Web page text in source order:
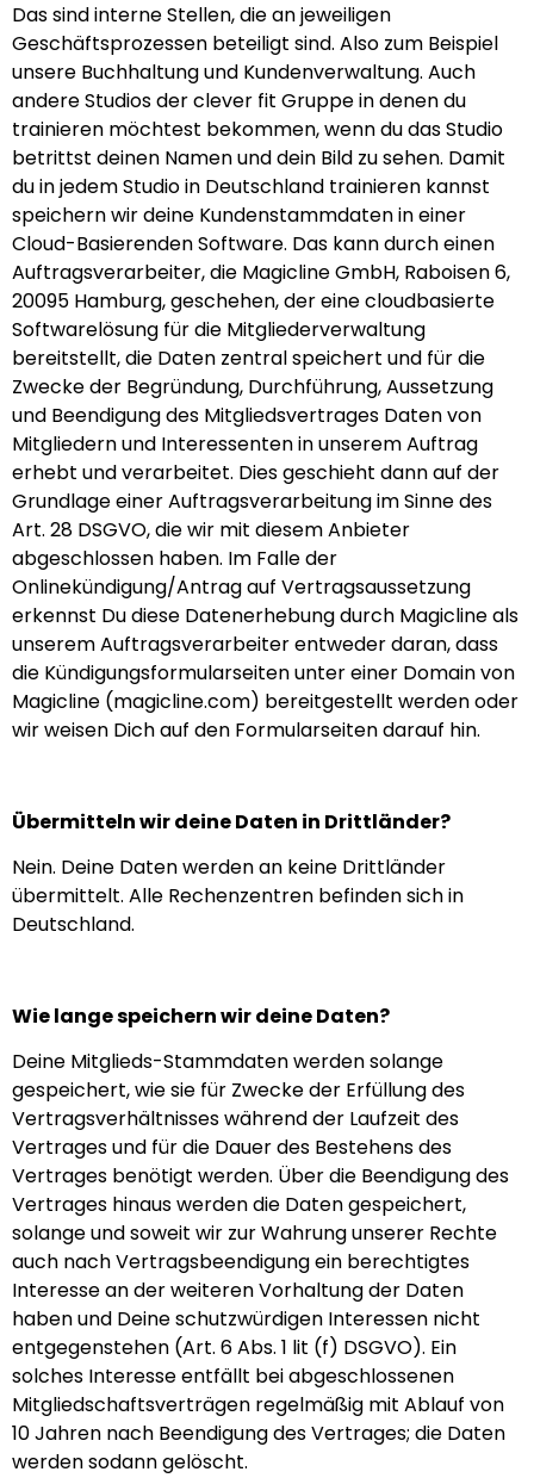
Das sind interne Stellen, die an jeweiligen
Geschäftsprozessen beteiligt sind. Also zum Beispiel
unsere Buchhaltung und Kundenverwaltung. Auch
andere Studios der clever fit Gruppe in denen du
trainieren möchtest bekommen, wenn du das Studio
betrittst deinen Namen und dein Bild zu sehen. Damit
du in jedem Studio in Deutschland trainieren kannst
speichern wir deine Kundenstammdaten in einer
Cloud-Basierenden Software. Das kann durch einen
Auftragsverarbeiter, die Magicline GmbH, Raboisen 6,
20095 Hamburg, geschehen, der eine cloudbasierte
Softwarelösung für die Mitgliederverwaltung
bereitstellt, die Daten zentral speichert und für die
Zwecke der Begründung, Durchführung, Aussetzung
und Beendigung des Mitgliedsvertrages Daten von
Mitgliedern und Interessenten in unserem Auftrag
erhebt und verarbeitet. Dies geschieht dann auf der
Grundlage einer Auftragsverarbeitung im Sinne des
Art. 28 DSGVO, die wir mit diesem Anbieter
abgeschlossen haben. Im Falle der
Onlinekündigung/Antrag auf Vertragsaussetzung
erkennst Du diese Datenerhebung durch Magicline als
unserem Auftragsverarbeiter entweder daran, dass
die Kündigungsformularseiten unter einer Domain von
Magicline (magicline.com) bereitgestellt werden oder
wir weisen Dich auf den Formularseiten darauf hin.
Übermitteln wir deine Daten in Drittländer?
Nein. Deine Daten werden an keine Drittländer
übermittelt. Alle Rechenzentren befinden sich in
Deutschland.
Wie lange speichern wir deine Daten?
Deine Mitglieds-Stammdaten werden solange
gespeichert, wie sie für Zwecke der Erfüllung des
Vertragsverhältnisses während der Laufzeit des
Vertrages und für die Dauer des Bestehens des
Vertrages benötigt werden. Über die Beendigung des
Vertrages hinaus werden die Daten gespeichert,
solange und soweit wir zur Wahrung unserer Rechte
auch nach Vertragsbeendigung ein berechtigtes
Interesse an der weiteren Vorhaltung der Daten
haben und Deine schutzwürdigen Interessen nicht
entgegenstehen (Art. 6 Abs. 1 lit (f) DSGVO). Ein
solches Interesse entfällt bei abgeschlossenen
Mitgliedschaftsverträgen regelmäßig mit Ablauf von
10 Jahren nach Beendigung des Vertrages; die Daten
werden sodann gelöscht.